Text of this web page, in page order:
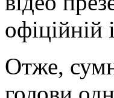
Отже,